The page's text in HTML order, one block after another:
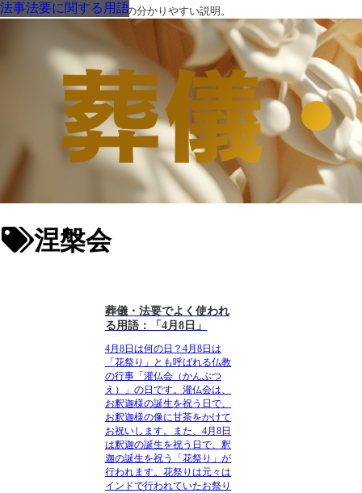
葬儀・葬式・法要についての分かりやすい説明。
涅槃会
法事法要に関する用語
葬儀・法要でよく使われ
る用語：「4月8日」
4月8日は何の日？ 4月8日は
「花祭り」とも呼ばれる仏教
の行事「灌仏会（かんぶつ
え）」の日です。灌仏会は、
お釈迦様の誕生を祝う日で、
お釈迦様の像に甘茶をかけて
お祝いします。また、4月8日
は釈迦の誕生を祝う日で、釈
迦の誕生を祝う「花祭り」が
行われます。花祭りは元々は
インドで行われていたお祭り
法事法要に関する用語
法事法要に関する用語